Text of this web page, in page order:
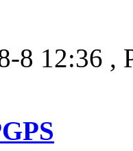
8 12:36 ,